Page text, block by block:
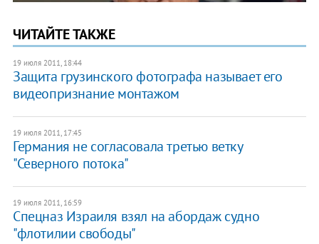
ЧИТАЙТЕ ТАКЖЕ
19 июля 2011, 18:44
Защита грузинского фотографа называет его
видеопризнание монтажом
19 июля 2011, 17:45
Германия не согласовала третью ветку
"Северного потока"
19 июля 2011, 16:59
Спецназ Израиля взял на абордаж судно
"флотилии свободы"